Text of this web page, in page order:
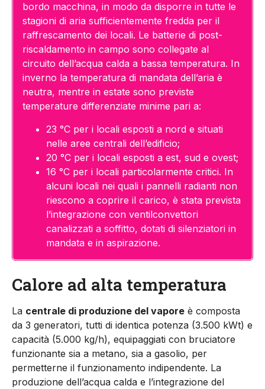
bordo macchina, in modo da disporre in tutte le
stagioni di aria sufficientemente fredda per il
raffrescamento dei locali. Le batterie di post-
riscaldamento in campo sono collegate al
circuito dell’acqua calda a bassa temperatura. In
inverno la temperatura di mandata dell’aria è
neutra, mentre in estate sono previste
temperature differenziate minime pari a:
23 °C per i locali esposti a nord e situati
nelle aree centrali dell’edificio;
20 °C per i locali esposti a est, sud e ovest;
16 °C per i locali particolarmente critici. In
alcuni locali nei quali i pannelli radianti non
riescono a coprire il carico, è stata prevista
l’integrazione con ventilconvettori
canalizzati a soffitto, dotati di silenziatori in
mandata e in aspirazione.
Calore ad alta temperatura
La centrale di produzione del vapore è composta
da 3 generatori, tutti di identica potenza (3.500 kWt) e
capacità (5.000 kg/h), equipaggiati con bruciatore
funzionante sia a metano, sia a gasolio, per
permetterne il funzionamento indipendente. La
produzione dell’acqua calda e l’integrazione del